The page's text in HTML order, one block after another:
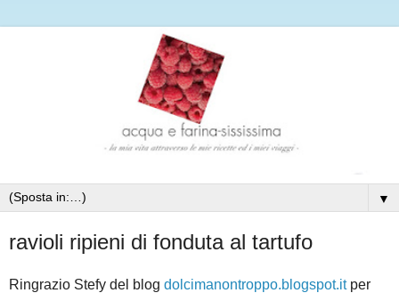
▼
ravioli ripieni di fonduta al tartufo
Ringrazio Stefy del blog dolcimanontroppo.blogspot.itper